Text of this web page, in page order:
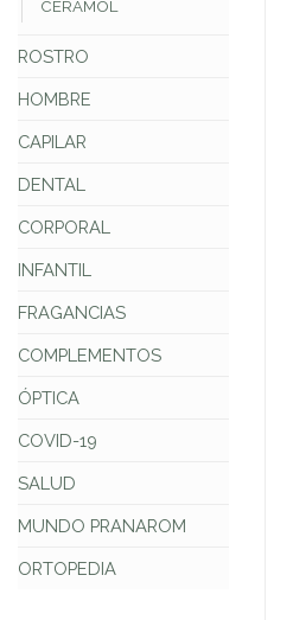
CERAMOL
ROSTRO
HOMBRE
CAPILAR
DENTAL
CORPORAL
INFANTIL
FRAGANCIAS
COMPLEMENTOS
ÓPTICA
COVID-19
SALUD
MUNDO PRANAROM
ORTOPEDIA